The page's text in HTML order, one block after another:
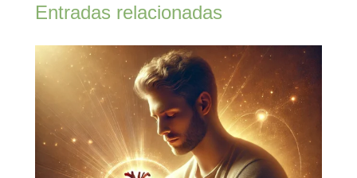
Entradas relacionadas